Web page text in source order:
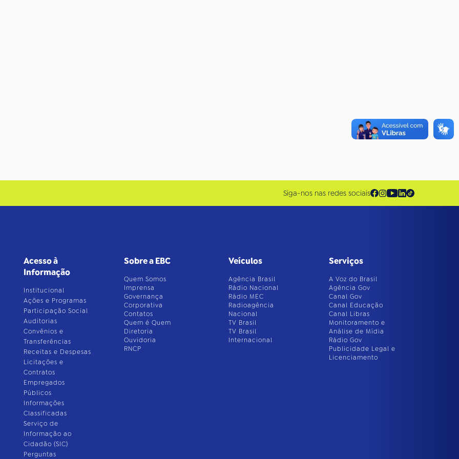
Siga-nos nas redes sociais
Acesso à
Informação
Institucional
Ações e Programas
Participação Social
Auditorias
Convênios e
Transferências
Receitas e Despesas
Licitações e
Contratos
Empregados
Públicos
Informações
Classificadas
Serviço de
Informação ao
Cidadão (SIC)
Perguntas
Sobre a EBC
Quem Somos
Imprensa
Governança
Corporativa
Contatos
Quem é Quem
Diretoria
Ouvidoria
RNCP
Veículos
Agência Brasil
Rádio Nacional
Rádio MEC
Radioagência
Nacional
TV Brasil
TV Brasil
Internacional
Serviços
A Voz do Brasil
Agência Gov
Canal Gov
Canal Educação
Canal Libras
Monitoramento e
Análise de Mídia
Rádio Gov
Publicidade Legal e
Licenciamento